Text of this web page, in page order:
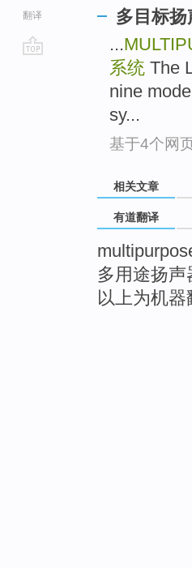
翻译
多目标
...
系统 The
nine
sy...
基于4个网
相关文章
有道翻译
多用途扬声
以上为机